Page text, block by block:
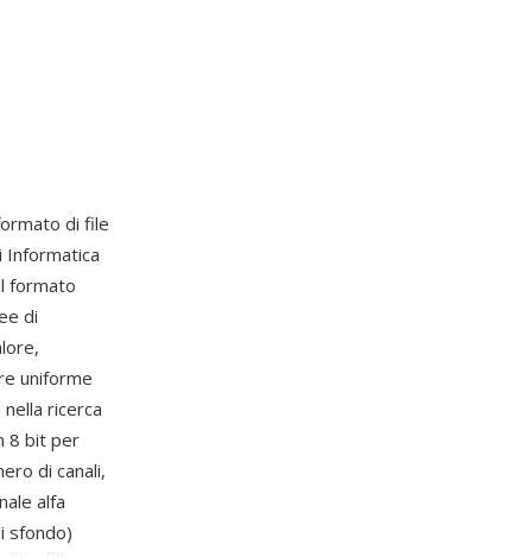
di file
Informatica
formato
di
uniforme
ricerca
8 bit per
di canali,
alfa
sfondo)